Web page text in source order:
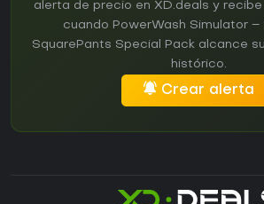
alerta de precio en XD.deals y
cuando PowerWash Simulator –
SquarePants Special Pack alcance
histórico.
Crear alerta